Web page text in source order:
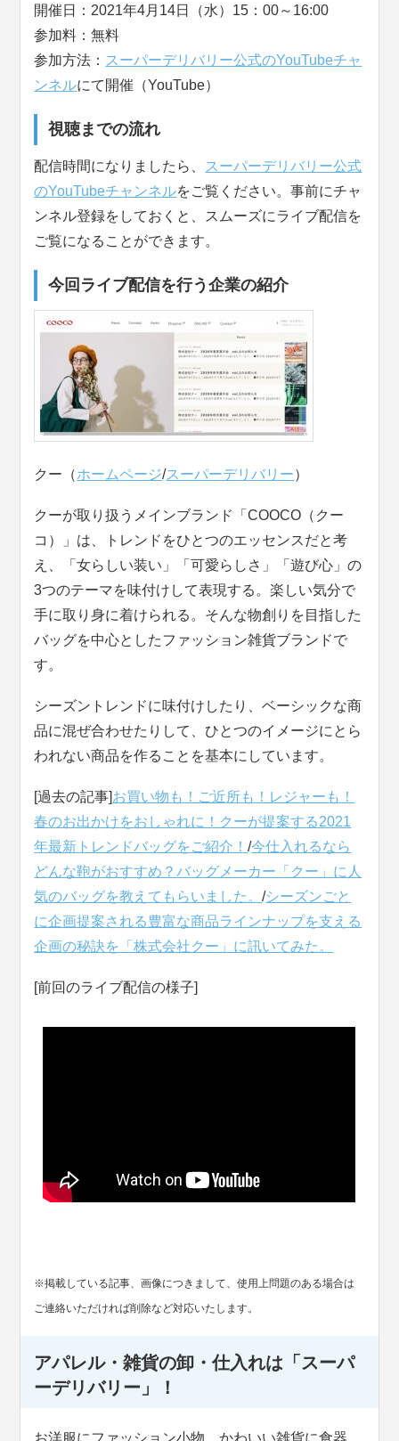
開催日：2021年4月14日（水）15：00～16:00
参加料：無料
参加方法： スーパーデリバリー公式のYouTubeチャ
ンネルにて開催（YouTube）
視聴までの流れ
配信時間になりましたら、 スーパーデリバリー公式
のYouTubeチャンネルをご覧ください。事前にチャ
ンネル登録をしておくと、スムーズにライブ配信を
ご覧になることができます。
今回ライブ配信を行う企業の紹介
クー（ホームページ/スーパーデリバリー）
クーが取り扱うメインブランド「COOCO（クー
コ）」は、トレンドをひとつのエッセンスだと考
え、「女らしい装い」「可愛らしさ」「遊び心」の
3つのテーマを味付けして表現する。楽しい気分で
手に取り身に着けられる。そんな物創りを目指した
バッグを中心としたファッション雑貨ブランドで
す。
シーズントレンドに味付けしたり、ベーシックな商
品に混ぜ合わせたりして、ひとつのイメージにとら
われない商品を作ることを基本にしています。
[過去の記事]お買い物も！ご近所も！レジャーも！
春のお出かけをおしゃれに！クーが提案する2021
年最新トレンドバッグをご紹介！/今仕入れるなら
どんな鞄がおすすめ？バッグメーカー「クー」に人
気のバッグを教えてもらいました。/シーズンごと
に企画提案される豊富な商品ラインナップを支える
企画の秘訣を「株式会社クー」に訊いてみた。
[前回のライブ配信の様子]
※掲載している記事、画像につきまして、使用上問題のある場合は
ご連絡いただければ削除など対応いたします。
アパレル・雑貨の卸・仕入れは「スーパ
ーデリバリー」！